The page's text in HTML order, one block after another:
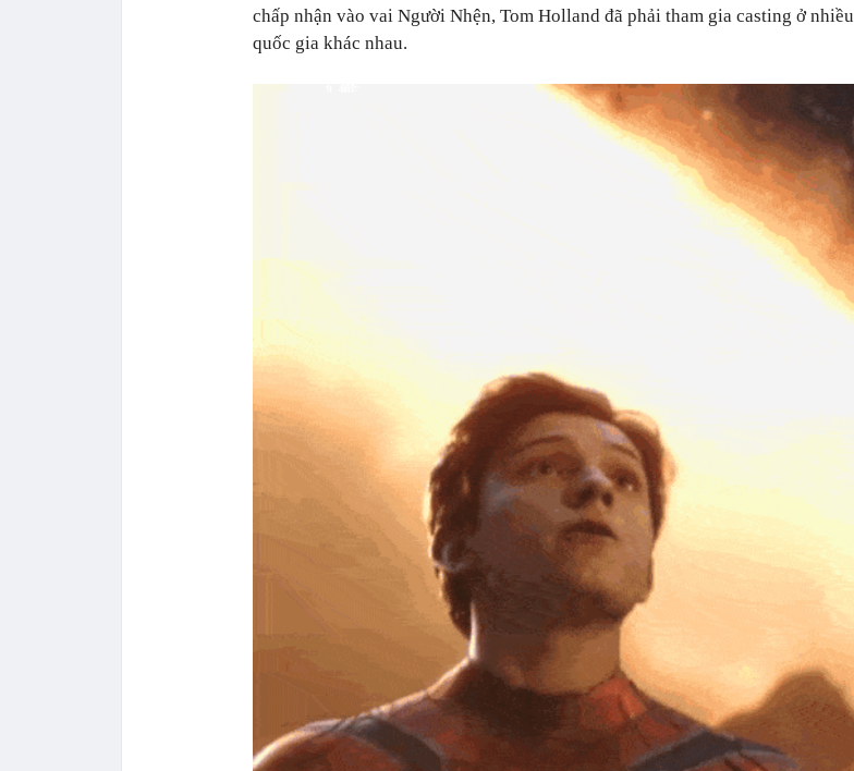
chấp nhận vào vai Người Nhện, Tom Holland đã phải tham gia casting ở nhiều
quốc gia khác nhau.